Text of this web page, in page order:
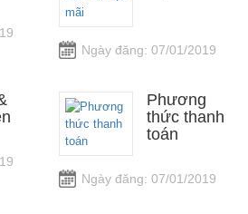
Ngày đăng: 07/01/2019
Phương
thức thanh
toán
Ngày đăng: 07/01/2019